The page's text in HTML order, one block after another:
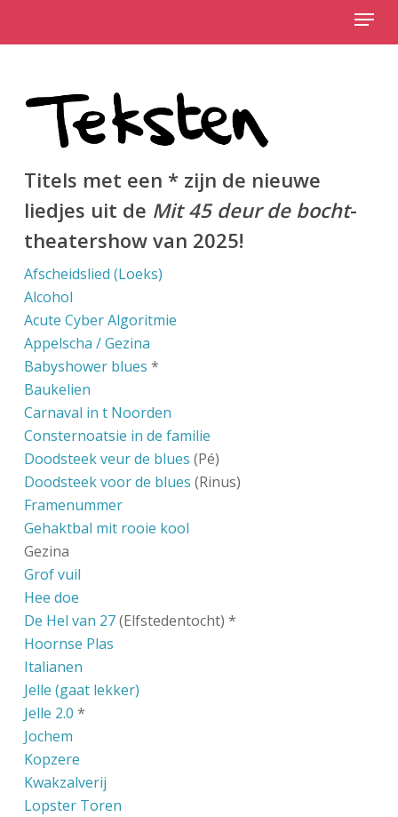
Menu
Titels met een * zijn de nieuwe
liedjes uit de Mit 45 deur de bocht-
theatershow van 2025!
Afscheidslied (Loeks)
Alcohol
Acute Cyber Algoritmie
Appelscha / Gezina
Babyshower blues *
Baukelien
Carnaval in t Noorden
Consternoatsie in de familie
Doodsteek veur de blues (Pé)
Doodsteek voor de blues (Rinus)
Framenummer
Gehaktbal mit rooie kool
Gezina
Grof vuil
Hee doe
De Hel van 27(Elfstedentocht) *
Hoornse Plas
Italianen
Jelle (gaat lekker)
Jelle 2.0 *
Jochem
Kopzere
Kwakzalverij
Lopster Toren